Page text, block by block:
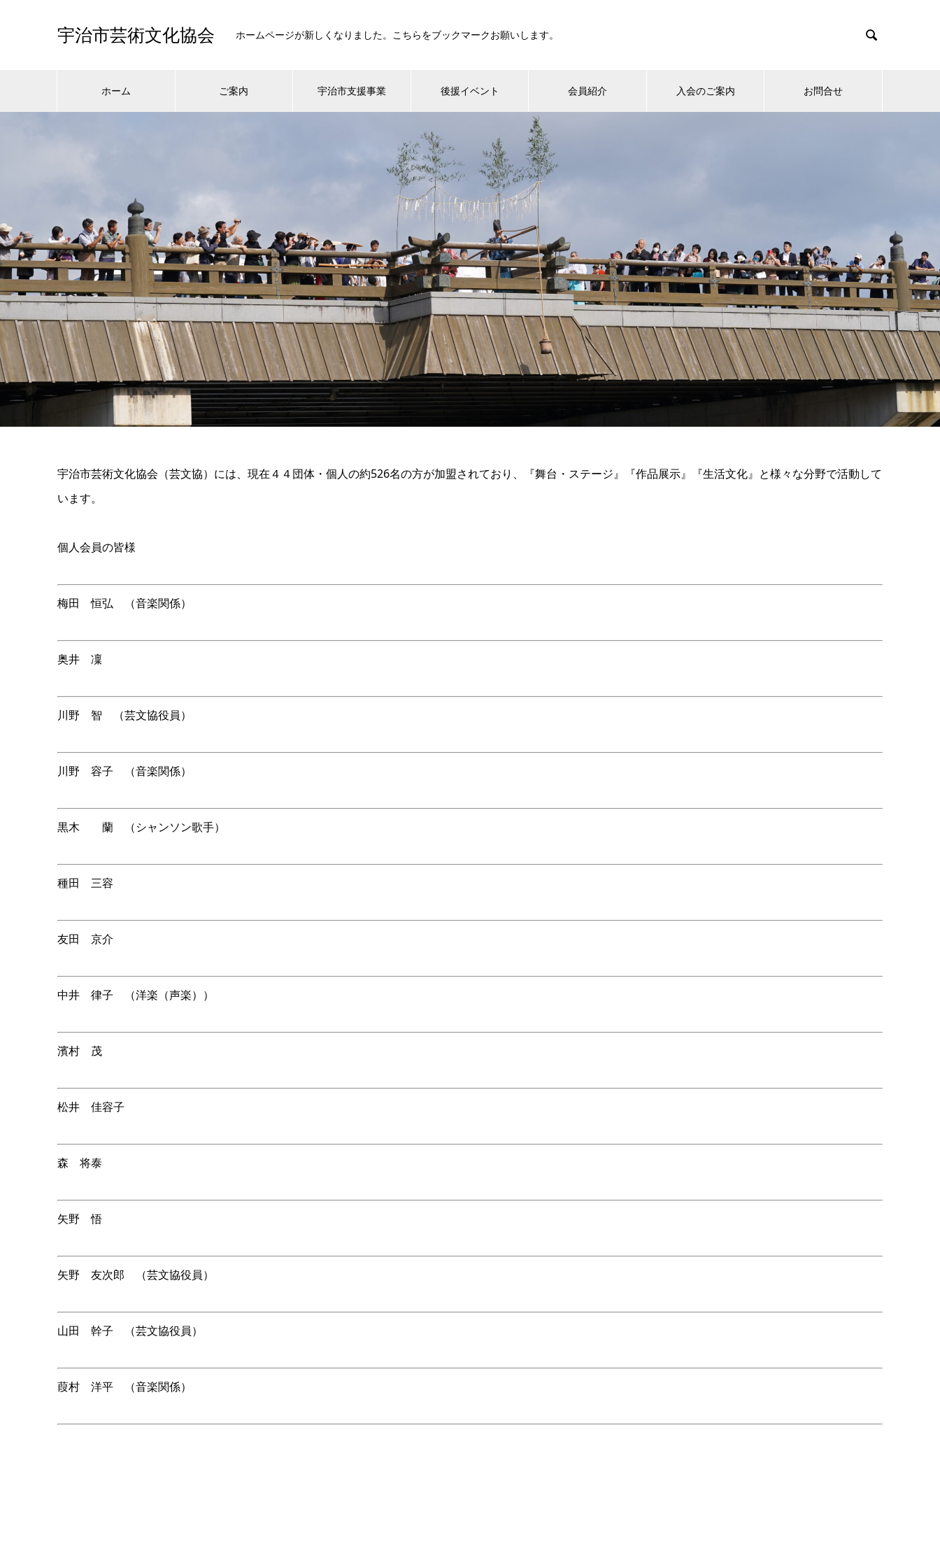
宇治市芸術文化協会 ホームページが新しくなりました。こちらをブックマークお願いします。 
ホーム ご案内 宇治市支援事業 後援イベント 会員紹介 入会のご案内 お問合せ
宇治市芸術文化協会（芸文協）には、現在４４団体・個人の約526名の方が加盟されており、『舞台・ステージ』『作品展示』『生活文化』と様々な分野で活動して
います。
個人会員の皆様
梅田 恒弘 （音楽関係）
奥井 凜
川野 智 （芸文協役員）
川野 容子 （音楽関係）
黒木 蘭 （シャンソン歌手）
種田 三容
友田 京介
中井 律子 （洋楽（声楽））
濱村 茂
松井 佳容子
森 将泰
矢野 悟
矢野 友次郎 （芸文協役員）
山田 幹子 （芸文協役員）
葭村 洋平 （音楽関係）